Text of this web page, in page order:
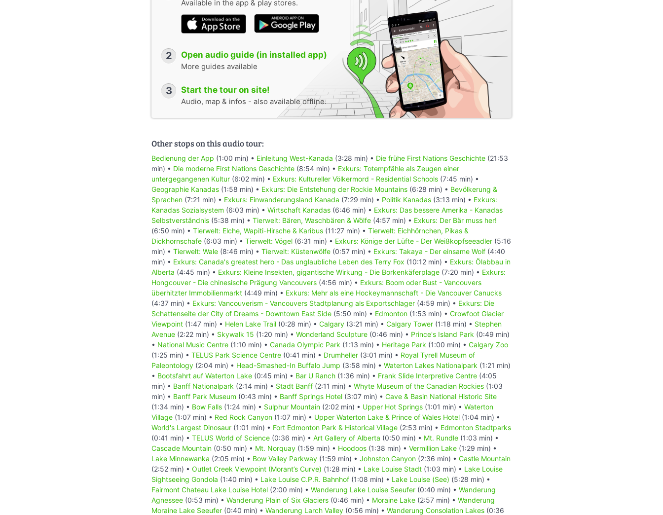
Available in the app & play stores.
2 Open audio guide (in installed app)
More guides available
3 Start the tour on site!
Audio, map & infos - also available offline.
Other stops on this audio tour:
Bedienung der App (1:00 min) • Einleitung West-Kanada (3:28 min) • Die frühe First Nations Geschichte (21:53
min) • Die moderne First Nations Geschichte (8:54 min) • Exkurs: Totempfähle als Zeugen einer
untergegangenen Kultur (6:02 min) • Exkurs: Kultureller Völkermord - Residential Schools (7:45 min) •
Geographie Kanadas (1:58 min) • Exkurs: Die Entstehung der Rockie Mountains (6:28 min) • Bevölkerung &
Sprachen (7:21 min) • Exkurs: Einwanderungsland Kanada (7:29 min) • Politik Kanadas (3:13 min) • Exkurs:
Kanadas Sozialsystem (6:03 min) • Wirtschaft Kanadas (6:46 min) • Exkurs: Das bessere Amerika - Kanadas
Selbstverständnis (5:38 min) • Tierwelt: Bären, Waschbären & Wölfe (4:57 min) • Exkurs: Der Bär muss her!
(6:50 min) • Tierwelt: Elche, Wapiti-Hirsche & Karibus (11:27 min) • Tierwelt: Eichhörnchen, Pikas &
Dickhornschafe (6:03 min) • Tierwelt: Vögel (6:31 min) • Exkurs: Könige der Lüfte - Der Weißkopfseeadler (5:16
min) • Tierwelt: Wale (8:46 min) • Tierwelt: Küstenwölfe (0:57 min) • Exkurs: Takaya - Der einsame Wolf (4:40
min) • Exkurs: Canada's greatest hero - Das unglaubliche Leben des Terry Fox (10:12 min) • Exkurs: Ölabbau in
Alberta (4:45 min) • Exkurs: Kleine Insekten, gigantische Wirkung - Die Borkenkäferplage (7:20 min) • Exkurs:
Hongcouver - Die chinesische Prägung Vancouvers (4:56 min) • Exkurs: Boom oder Bust - Vancouvers
überhitzter Immobilienmarkt (4:49 min) • Exkurs: Mehr als eine Hockeymannschaft - Die Vancouver Canucks
(4:37 min) • Exkurs: Vancouverism - Vancouvers Stadtplanung als Exportschlager (4:59 min) • Exkurs: Die
Schattenseite der City of Dreams - Downtown East Side (5:50 min) • Edmonton (1:53 min) • Crowfoot Glacier
Viewpoint (1:47 min) • Helen Lake Trail (0:28 min) • Calgary (3:21 min) • Calgary Tower (1:18 min) • Stephen
Avenue (2:22 min) • Skywalk 15 (1:20 min) • Wonderland Sculpture (0:46 min) • Prince's Island Park (0:49 min)
• National Music Centre (1:10 min) • Canada Olympic Park (1:13 min) • Heritage Park (1:00 min) • Calgary Zoo
(1:25 min) • TELUS Park Science Centre (0:41 min) • Drumheller (3:01 min) • Royal Tyrell Museum of
Paleontology (2:04 min) • Head-Smashed-In Buffalo Jump (3:58 min) • Waterton Lakes Nationalpark (1:21 min)
• Bootsfahrt auf Waterton Lake (0:45 min) • Bar U Ranch (1:36 min) • Frank Slide Interpretive Centre (4:05
min) • Banff Nationalpark (2:14 min) • Stadt Banff (2:11 min) • Whyte Museum of the Canadian Rockies (1:03
min) • Banff Park Museum (0:43 min) • Banff Springs Hotel (3:07 min) • Cave & Basin National Historic Site
(1:34 min) • Bow Falls (1:24 min) • Sulphur Mountain (2:02 min) • Upper Hot Springs (1:01 min) • Waterton
Village (1:07 min) • Red Rock Canyon (1:07 min) • Upper Waterton Lake & Prince of Wales Hotel (1:04 min) •
World's Largest Dinosaur (1:01 min) • Fort Edmonton Park & Historical Village (2:53 min) • Edmonton Stadtparks
(0:41 min) • TELUS World of Science (0:36 min) • Art Gallery of Alberta (0:50 min) • Mt. Rundle (1:03 min) •
Cascade Mountain (0:50 min) • Mt. Norquay (1:59 min) • Hoodoos (1:38 min) • Vermillion Lake (1:29 min) •
Lake Minnewanka (2:05 min) • Bow Valley Parkway (1:59 min) • Johnston Canyon (2:36 min) • Castle Mountain
(2:52 min) • Outlet Creek Viewpoint (Morant’s Curve) (1:28 min) • Lake Louise Stadt (1:03 min) • Lake Louise
Sightseeing Gondola (1:40 min) • Lake Louise C.P.R. Bahnhof (1:08 min) • Lake Louise (See) (5:28 min) •
Fairmont Chateau Lake Louise Hotel (2:00 min) • Wanderung Lake Louise Seeufer (0:40 min) • Wanderung
Agnessee (0:53 min) • Wanderung Plain of Six Glaciers (0:46 min) • Moraine Lake (2:57 min) • Wanderung
Moraine Lake Seeufer (0:40 min) • Wanderung Larch Valley (0:56 min) • Wanderung Consolation Lakes (0:36